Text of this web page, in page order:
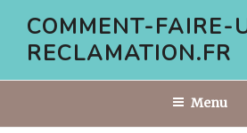
contenu
COMMENT-FAIRE-
RECLAMATION.FR
Menu